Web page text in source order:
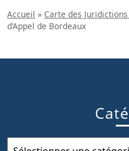
Accueil » Carte des
d’Appel de Bordeaux
Catégories